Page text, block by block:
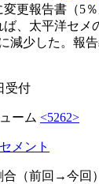
変更報告書（5
、太平洋セメ
減少した。報
付
ーム <5262>
メント
合（前回→